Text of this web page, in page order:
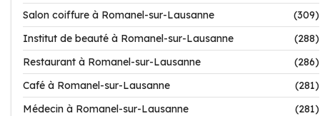
Salon coiffure à Romanel-sur-Lausanne
(309)
Institut de beauté à Romanel-sur-Lausanne
(288)
Restaurant à Romanel-sur-Lausanne
(286)
Café à Romanel-sur-Lausanne
(281)
Médecin à Romanel-sur-Lausanne
(281)